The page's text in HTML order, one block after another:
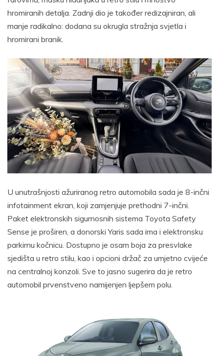
hromiranih detalja. Zadnji dio je također redizajniran, ali
manje radikalno: dodana su okrugla stražnja svjetla i
hromirani branik.
U unutrašnjosti ažuriranog retro automobila sada je 8-inčni
infotainment ekran, koji zamjenjuje prethodni 7-inčni.
Paket elektronskih sigurnosnih sistema Toyota Safety
Sense je proširen, a donorski Yaris sada ima i elektronsku
parkirnu kočnicu. Dostupno je osam boja za presvlake
sjedišta u retro stilu, kao i opcioni držač za umjetno cvijeće
na centralnoj konzoli. Sve to jasno sugerira da je retro
automobil prvenstveno namijenjen ljepšem polu.